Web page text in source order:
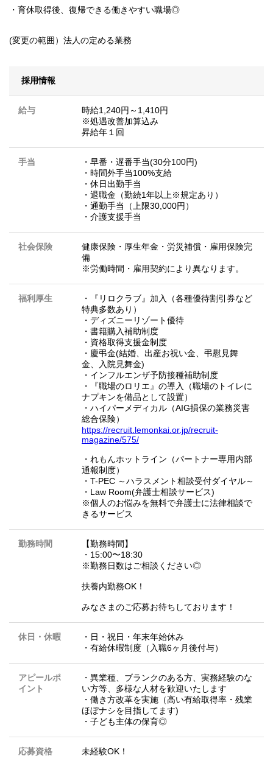
・育休取得後、復帰できる働きやすい職場◎
(変更の範囲）法人の定める業務
採用情報
給与
時給1,240円～1,410円
※処遇改善加算込み
昇給年１回
手当
・早番・遅番手当(30分100円)
・時間外手当100%支給
・休日出勤手当
・退職金（勤続1年以上※規定あり）
・通勤手当（上限30,000円）
・介護支援手当
社会保険
健康保険・厚生年金・労災補償・雇用保険完
備
※労働時間・雇用契約により異なります。
福利厚生
・『リロクラブ』加入（各種優待割引券など
特典多数あり）
・ディズニーリゾート優待
・書籍購入補助制度
・資格取得支援金制度
・慶弔金(結婚、出産お祝い金、弔慰見舞
金、入院見舞金)
・インフルエンザ予防接種補助制度
・『職場のロリエ』の導入（職場のトイレに
ナプキンを備品として設置）
・ハイパーメディカル（AIG損保の業務災害
総合保険）
https://recruit.lemonkai.or.jp/recruit-
magazine/575/
・れもんホットライン（パートナー専用内部
通報制度）
・T-PEC ～ハラスメント相談受付ダイヤル～
・Law Room(弁護士相談サービス)
※個人のお悩みを無料で弁護士に法律相談で
きるサービス
勤務時間
【勤務時間】
・15:00〜18:30
※勤務日数はご相談ください◎
扶養内勤務OK！
みなさまのご応募お待ちしております！
休日・休暇
・日・祝日・年末年始休み
・有給休暇制度（入職6ヶ月後付与）
アピールポ
イント
・異業種、ブランクのある方、実務経験のな
い方等、多様な人材を歓迎いたします
・働き方改革を実施（高い有給取得率・残業
ほぼナシを目指してます)
・子ども主体の保育◎
応募資格 未経験OK！